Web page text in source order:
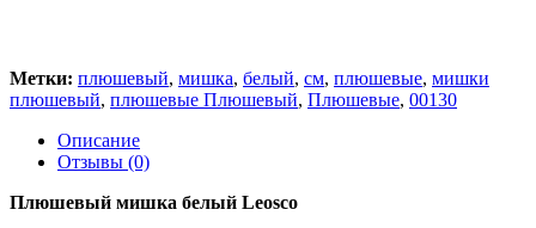
Метки: плюшевый, мишка, белый, см, плюшевые, мишки
плюшевый, плюшевые Плюшевый, Плюшевые, 00130
Описание
Отзывы (0)
Плюшевый мишка белый Leosco